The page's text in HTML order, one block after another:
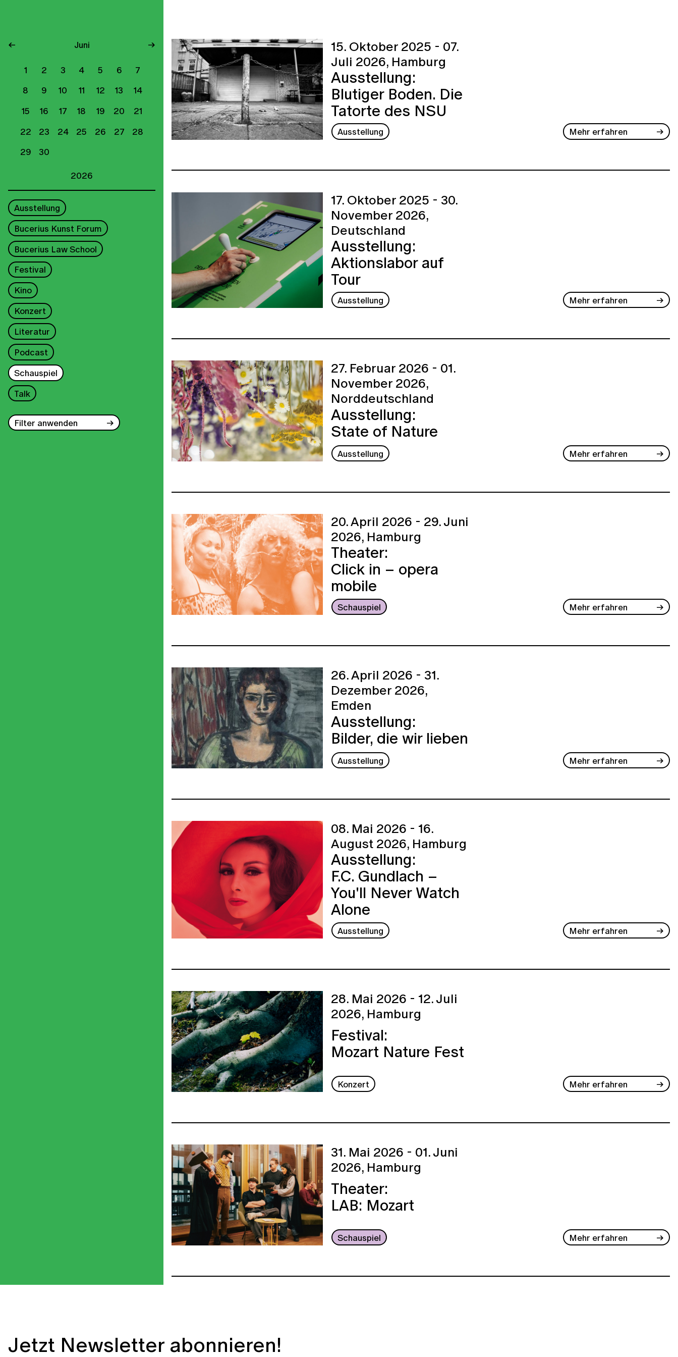
← Juni →
1 2 3 4 5 6
7
8
9 10 11 12 13
14
15
16 17 18 19 20
21
22
23 24 25 26 27
28
29
30
2026
Ausstellung
Bucerius Kunst Forum
Bucerius Law School
Festival
Kino
Konzert
Literatur
Podcast
Schauspiel
Talk
Filter anwenden
15. Oktober 2025 - 07.
Juli 2026, Hamburg
Ausstellung:
Blutiger Boden. Die
Tatorte des NSU
Ausstellung Mehr erfahren
17. Oktober 2025 - 30.
November 2026,
Deutschland
Ausstellung:
Aktionslabor auf
Tour
Ausstellung Mehr erfahren
27. Februar 2026 - 01.
November 2026,
Norddeutschland
Ausstellung:
State of Nature
Ausstellung Mehr erfahren
20. April 2026 - 29. Juni
2026, Hamburg
Theater:
Click in – opera
mobile
Schauspiel Mehr erfahren
26. April 2026 - 31.
Dezember 2026,
Emden
Ausstellung:
Bilder, die wir lieben
Ausstellung Mehr erfahren
08. Mai 2026 - 16.
August 2026, Hamburg
Ausstellung:
F.C. Gundlach –
You'll Never Watch
Alone
Ausstellung Mehr erfahren
28. Mai 2026 - 12. Juli
2026, Hamburg
Festival:
Mozart Nature Fest
Konzert Mehr erfahren
31. Mai 2026 - 01. Juni
2026, Hamburg
Theater:
LAB: Mozart
Schauspiel Mehr erfahren
Jetzt Newsletter abonnieren!